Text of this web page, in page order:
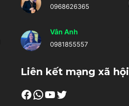
0968626365
Vân Anh
0981855557
Liên kết mạng xã hội
Facebook WhatsApp Youtube Twitter